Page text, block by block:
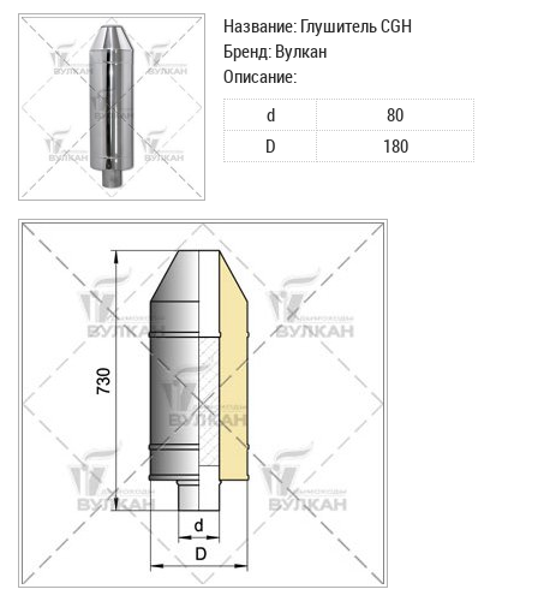
Название: Глушитель CGH
Бренд: Вулкан
Описание:
d
80
D
180